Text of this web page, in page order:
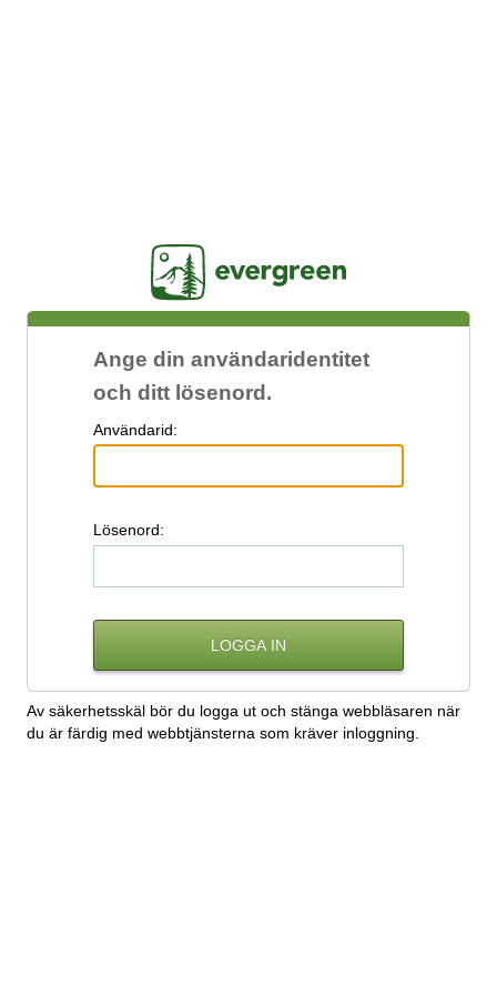
Ange din användaridentitet
och ditt lösenord.
Användarid:
Lösenord:
Av säkerhetsskäl bör du logga ut och stänga webbläsaren när
du är färdig med webbtjänsterna som kräver inloggning.